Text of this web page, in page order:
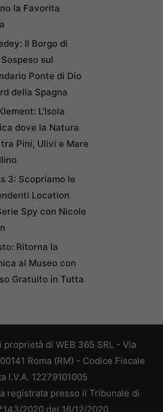
la Favorita
Il Borgo di
sul
Ponte di Dio
della Spagna
L’Isola
dove la Natura
Pini, Ulivi e Mare
3: Scopriamo le
Location
Spy con Nicole
Ritorna la
al Museo con
Gratuito in Tutta
di WEB 365 SRL - Via
Roma (RM) - Codice Fiscale
I.V.A. 12279101005
registrata presso il Tribunale di
2020 del 16/12/2020